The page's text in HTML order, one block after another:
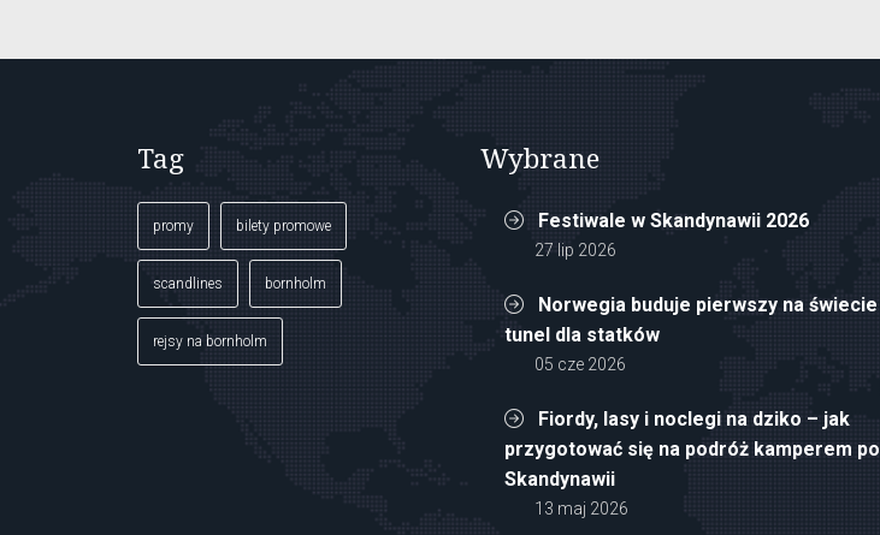
Tag
promy bilety promowe
scandlines bornholm
rejsy na bornholm
Wybrane
Festiwale w Skandynawii 2026
27 lip 2026
Norwegia buduje pierwszy na świecie
tunel dla statków
05 cze 2026
Fiordy, lasy i noclegi na dziko – jak
przygotować się na podróż kamperem po
Skandynawii
13 maj 2026